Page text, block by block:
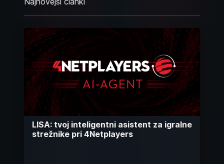
LISA: tvoj inteligentni asistent za igralne
strežnike pri 4Netplayers